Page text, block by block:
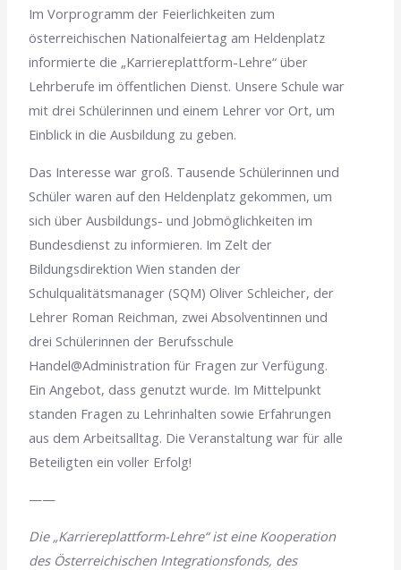
Im Vorprogramm der Feierlichkeiten zum
österreichischen Nationalfeiertag am Heldenplatz
informierte die „Karriereplattform-Lehre“ über
Lehrberufe im öffentlichen Dienst. Unsere Schule war
mit drei Schülerinnen und einem Lehrer vor Ort, um
Einblick in die Ausbildung zu geben.
Das Interesse war groß. Tausende Schülerinnen und
Schüler waren auf den Heldenplatz gekommen, um
sich über Ausbildungs- und Jobmöglichkeiten im
Bundesdienst zu informieren. Im Zelt der
Bildungsdirektion Wien standen der
Schulqualitätsmanager (SQM) Oliver Schleicher, der
Lehrer Roman Reichman, zwei Absolventinnen und
drei Schülerinnen der Berufsschule
Handel@Administration für Fragen zur Verfügung.
Ein Angebot, dass genutzt wurde. Im Mittelpunkt
standen Fragen zu Lehrinhalten sowie Erfahrungen
aus dem Arbeitsalltag. Die Veranstaltung war für alle
Beteiligten ein voller Erfolg!
——
Die „Karriereplattform-Lehre“ ist eine Kooperation
des Österreichischen Integrationsfonds, des